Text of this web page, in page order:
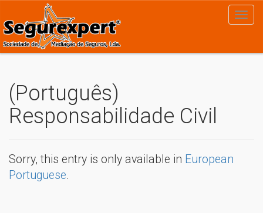
(Português)
Responsabilidade Civil
Sorry, this entry is only available in European
Portuguese.